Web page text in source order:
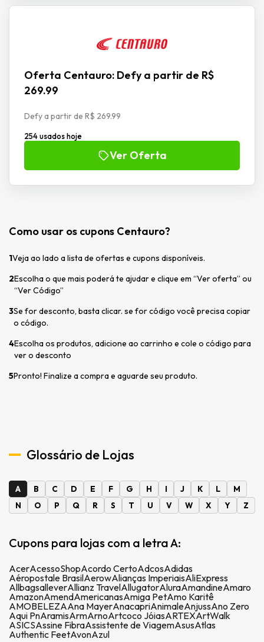
Oferta Centauro: Defy a partir de R$
269.99
Defy a partir de R$ 269.99
254 usados hoje
Ver Oferta
Como usar os cupons Centauro?
1Veja ao lado a lista de ofertas e cupons disponíveis.
2Escolha o que mais poderá te ajudar e clique em “Ver oferta” ou
“Ver Código”
3Se for desconto, basta clicar. se for código você precisa copiar
o código.
4Escolha os produtos, adicione ao carrinho e cole o código para
ver o desconto
5Pronto! Finalize a compra e aguarde seu produto.
Glossário de Lojas
A B C D E F G H I J K L
M
N
O P Q R S T U V W X Y Z
Cupons para lojas com a letra A:
AcerAcessoShopAcordo CertoAdcosAdidas
Aéropostale BrasilAerowAlianças ImperiaisAliExpress
AllbagsalleverAllianz TravelAllugatorAluraAmandineAmaro
AmazonAmendAmericanasAmiga PetAmo Karitê
AMOBELEZAAna MayerAnacapriAnimaleAnjussAno Zero
Aqui PnAramisArmArnoArtcoco JóiasARTEXArtWalk
ASICSAssine FibraAssistente de ViagemAsusAtlas
Authentic FeetAvonAzul